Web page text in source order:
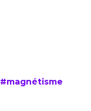
#magnétisme